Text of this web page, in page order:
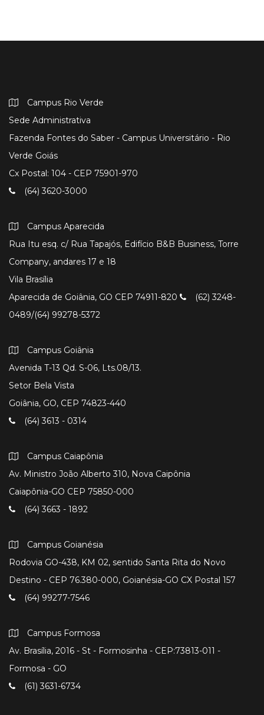
Campus Rio Verde
Sede Administrativa
Fazenda Fontes do Saber - Campus Universitário - Rio
Verde Goiás
Cx Postal: 104 - CEP 75901-970
(64) 3620-3000
Campus Aparecida
Rua Itu esq. c/ Rua Tapajós, Edifício B&B Business, Torre
Company, andares 17 e 18
Vila Brasília
Aparecida de Goiânia, GO CEP 74911-820
(62) 3248-
0489/(64) 99278-5372
Campus Goiânia
Avenida T-13 Qd. S-06, Lts.08/13.
Setor Bela Vista
Goiânia, GO, CEP 74823-440
(64) 3613 - 0314
Campus Caiapônia
Av. Ministro João Alberto 310, Nova Caipônia
Caiapônia-GO CEP 75850-000
(64) 3663 - 1892
Campus Goianésia
Rodovia GO-438, KM 02, sentido Santa Rita do Novo
Destino - CEP 76.380-000, Goianésia-GO CX Postal 157
(64) 99277-7546
Campus Formosa
Av. Brasília, 2016 - St - Formosinha - CEP:73813-011 -
Formosa - GO
(61) 3631-6734